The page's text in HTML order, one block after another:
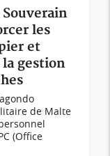
les
et
la gestion
de Malte
(Office